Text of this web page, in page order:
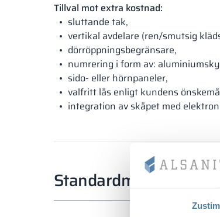
Tillval mot extra kostnad:
sluttande tak,
vertikal avdelare (ren/smutsig
dörröppningsbegränsare,
numrering i form av:
sido- eller hörnpaneler,
valfritt lås enligt kundens
integration av skåpet med
Standardmått